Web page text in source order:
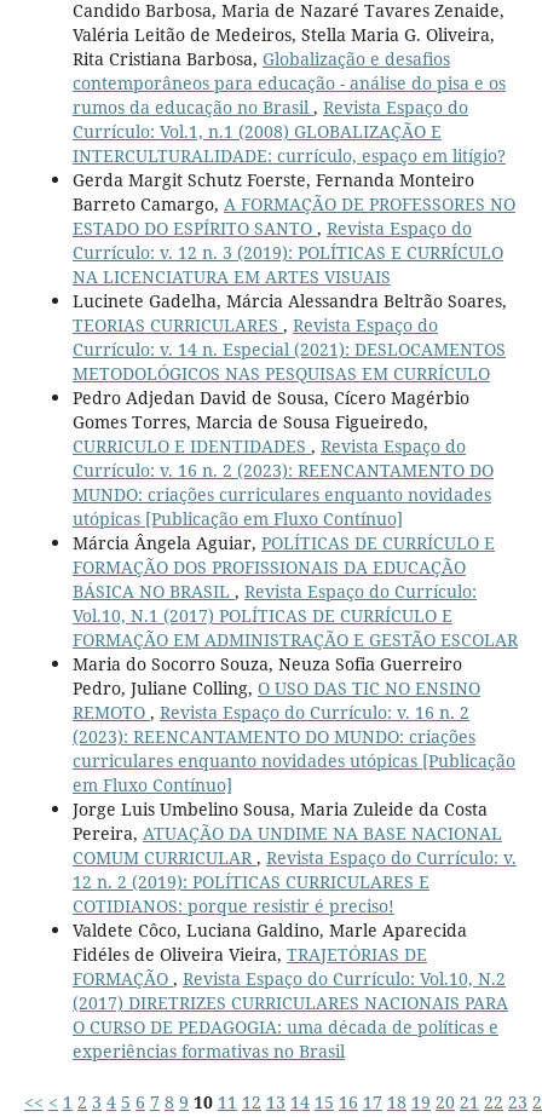
Candido Barbosa, Maria de Nazaré Tavares Zenaide,
Valéria Leitão de Medeiros, Stella Maria G. Oliveira,
Rita Cristiana Barbosa, Globalização e desafios
contemporâneos para educação - análise do pisa e os
rumos da educação no Brasil , Revista Espaço do
Currículo: Vol.1, n.1 (2008) GLOBALIZAÇÃO E
INTERCULTURALIDADE: currículo, espaço em litígio?
Gerda Margit Schutz Foerste, Fernanda Monteiro
Barreto Camargo, A FORMAÇÃO DE PROFESSORES NO
ESTADO DO ESPÍRITO SANTO , Revista Espaço do
Currículo: v. 12 n. 3 (2019): POLÍTICAS E CURRÍCULO
NA LICENCIATURA EM ARTES VISUAIS
Lucinete Gadelha, Márcia Alessandra Beltrão Soares,
TEORIAS CURRICULARES , Revista Espaço do
Currículo: v. 14 n. Especial (2021): DESLOCAMENTOS
METODOLÓGICOS NAS PESQUISAS EM CURRÍCULO
Pedro Adjedan David de Sousa, Cícero Magérbio
Gomes Torres, Marcia de Sousa Figueiredo,
CURRICULO E IDENTIDADES , Revista Espaço do
Currículo: v. 16 n. 2 (2023): REENCANTAMENTO DO
MUNDO: criações curriculares enquanto novidades
utópicas [Publicação em Fluxo Contínuo]
Márcia Ângela Aguiar, POLÍTICAS DE CURRÍCULO E
FORMAÇÃO DOS PROFISSIONAIS DA EDUCAÇÃO
BÁSICA NO BRASIL , Revista Espaço do Currículo:
Vol.10, N.1 (2017) POLÍTICAS DE CURRÍCULO E
FORMAÇÃO EM ADMINISTRAÇÃO E GESTÃO ESCOLAR
Maria do Socorro Souza, Neuza Sofia Guerreiro
Pedro, Juliane Colling, O USO DAS TIC NO ENSINO
REMOTO , Revista Espaço do Currículo: v. 16 n. 2
(2023): REENCANTAMENTO DO MUNDO: criações
curriculares enquanto novidades utópicas [Publicação
em Fluxo Contínuo]
Jorge Luis Umbelino Sousa, Maria Zuleide da Costa
Pereira, ATUAÇÃO DA UNDIME NA BASE NACIONAL
COMUM CURRICULAR , Revista Espaço do Currículo: v.
12 n. 2 (2019): POLÍTICAS CURRICULARES E
COTIDIANOS: porque resistir é preciso!
Valdete Côco, Luciana Galdino, Marle Aparecida
Fidéles de Oliveira Vieira, TRAJETÓRIAS DE
FORMAÇÃO , Revista Espaço do Currículo: Vol.10, N.2
(2017) DIRETRIZES CURRICULARES NACIONAIS PARA
O CURSO DE PEDAGOGIA: uma década de políticas e
experiências formativas no Brasil
<< < 1 2 3 4 5 6 7 8 9 10 11 12 13 14 15 16 17 18 19 20 21 22 23